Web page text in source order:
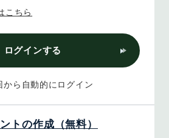
こちら
ログインする
から自動的にログイン
トの作成（無料）